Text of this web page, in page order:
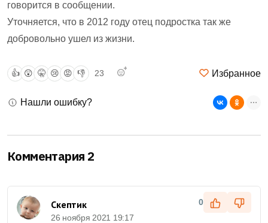
говорится в сообщении.
Уточняется, что в 2012 году отец подростка так же
добровольно ушел из жизни.
👍 😲 🤫 😢 😡 👎 23 Избранное
Нашли ошибку?
Комментария 2
Скептик
26 ноября 2021 19:17
0